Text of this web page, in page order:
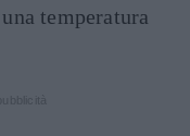
temperatura